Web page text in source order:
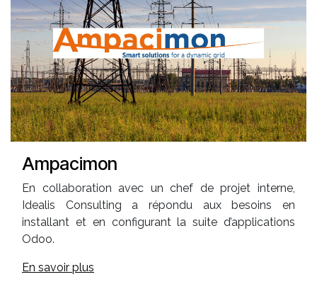
Ampacimon
En collaboration avec un chef de projet interne,
Idealis Consulting a répondu aux besoins en
installant et en configurant la suite d’applications
Odoo.
En savoir plus